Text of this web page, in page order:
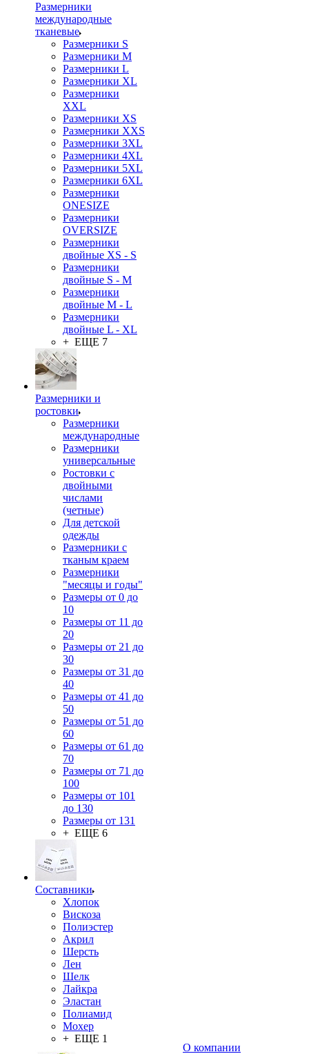
Размерники
международные
тканевые
Размерники S
Размерники M
Размерники L
Размерники XL
Размерники
XXL
Размерники XS
Размерники XXS
Размерники 3XL
Размерники 4XL
Размерники 5XL
Размерники 6XL
Размерники
ONESIZE
Размерники
OVERSIZE
Размерники
двойные XS - S
Размерники
двойные S - M
Размерники
двойные M - L
Размерники
двойные L - XL
+ ЕЩЕ 7
Размерники и
ростовки
Размерники
международные
Размерники
универсальные
Ростовки с
двойными
числами
(четные)
Для детской
одежды
Размерники с
тканым краем
Размерники
"месяцы и годы"
Размеры от 0 до
10
Размеры от 11 до
20
Размеры от 21 до
30
Размеры от 31 до
40
Размеры от 41 до
50
Размеры от 51 до
60
Размеры от 61 до
70
Размеры от 71 до
100
Размеры от 101
до 130
Размеры от 131
+ ЕЩЕ 6
Составники
Хлопок
Вискоза
Полиэстер
Акрил
Шерсть
Лен
Шелк
Лайкра
Эластан
Полиамид
Мохер
+ ЕЩЕ 1
О компании